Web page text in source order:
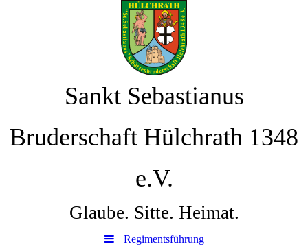
Sankt Sebastianus
Bruderschaft Hülchrath 1348
e.V.
Glaube. Sitte. Heimat.
Regimentsführung